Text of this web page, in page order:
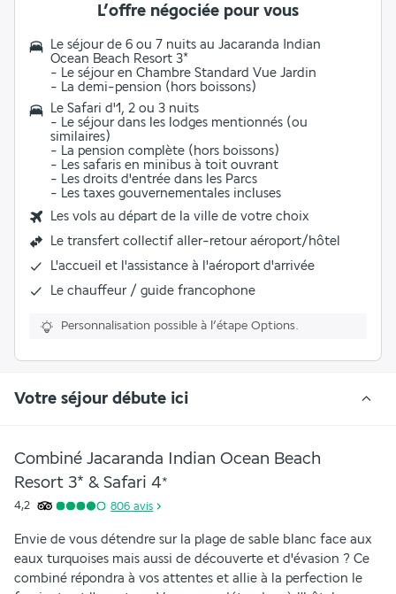
L’offre négociée pour vous
Le séjour de 6 ou 7 nuits au Jacaranda Indian
Ocean Beach Resort 3*
- Le séjour en Chambre Standard Vue Jardin
- La demi-pension (hors boissons)
Le Safari d'1, 2 ou 3 nuits
- Le séjour dans les lodges mentionnés (ou
similaires)
- La pension complète (hors boissons)
- Les safaris en minibus à toit ouvrant
- Les droits d'entrée dans les Parcs
- Les taxes gouvernementales incluses
Les vols au départ de la ville de votre choix
Le transfert collectif aller-retour aéroport/hôtel
L'accueil et l'assistance à l'aéroport d'arrivée
Le chauffeur / guide francophone
Personnalisation possible à l’étape Options.
Votre séjour débute ici
Combiné Jacaranda Indian Ocean Beach
Resort 3* & Safari 4*
4,2 806 avis
Envie de vous détendre sur la plage de sable blanc face aux
eaux turquoises mais aussi de découverte et d'évasion ? Ce
combiné répondra à vos attentes et allie à la perfection le